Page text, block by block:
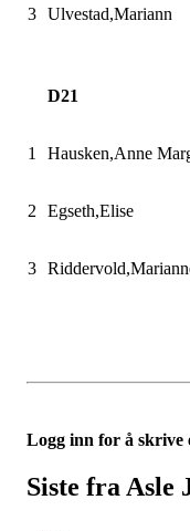
3 Ulvestad,Mariann
D21
1 Hausken,Anne
2 Egseth,Elise
3
Logg inn for å skrive
Siste fra Asle